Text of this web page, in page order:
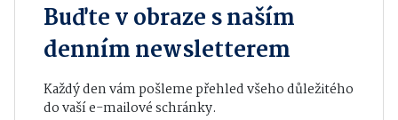
Buďte v obraze s naším
denním newsletterem
Každý den vám pošleme přehled všeho důležitého
do vaší e-mailové schránky.